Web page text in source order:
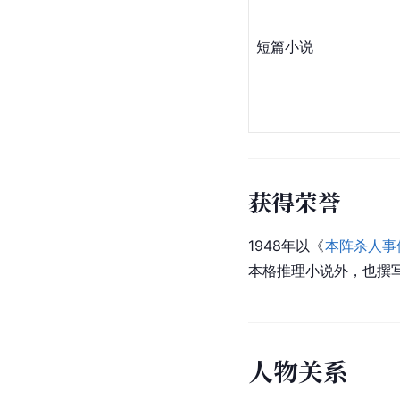
短篇小说
获得荣誉
1948年以《本阵杀人事
本格推理小说外，也撰
人物关系